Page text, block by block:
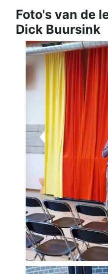
Foto's van de
Dick Buursink